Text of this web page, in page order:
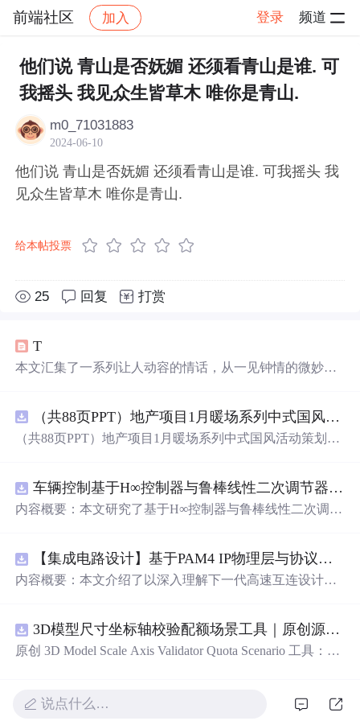
前端社区 加入 登录 频道
社区 前端社区 感慨 帖子详情
他们说 青山是否妩媚 还须看青山是谁. 可
我摇头 我见众生皆草木 唯你是青山.
m0_71031883
2024-06-10
他们说 青山是否妩媚 还须看青山是谁. 可我摇头 我
见众生皆草木 唯你是青山.
给本帖投票
25 回复 打赏
T
本文汇集了一系列让人动容的情话，从一见钟情的微妙到
都能触动人心。
（共88页PPT）地产项目1月暖场系列中式国风活动策划方案.pptx
（共88页PPT）地产项目1月暖场系列中式国风活动策划方
车辆控制基于H∞控制器与鲁棒线性二次调节器RLQR的铰接式重型车辆的稳健路径跟踪控制研究（Matlab代码实现）
内容概要：本文研究了基于H∞控制器与鲁棒线性二次调节
工况下路径跟踪精度低、稳定性差的问题，提出结合H∞控
制与RLQR的复合控制策略，以提升系统对参数不确定
分析其控制性能，结果表明该方法能有效提高路径跟踪精
度与系统稳定性，具有较强的抗干扰能力和工程应用潜
力。; 适合人群：具备自动控制理论基础、车辆工程背景或
使用场景及目标：①应用于铰接式重型车辆（如矿用卡
车、工程车辆）的自动驾驶路径跟踪控制；②为复杂非线
【集成电路设计】基于PAM4 IP物理层与协议兼容性验证：5nm工艺下高速互连系统电气合规测试平台
内容概要：本文介绍了以深入理解下一代高速互连设计的
3D模型尺寸坐标轴校验配额场景工具｜原创源码+测试+离线报告
原创 3D Model Scale Axis Validator Quota Scenario 工具：围
度、时间目标和人工复核成本比较配额场景；本地网页、J
说点什么…